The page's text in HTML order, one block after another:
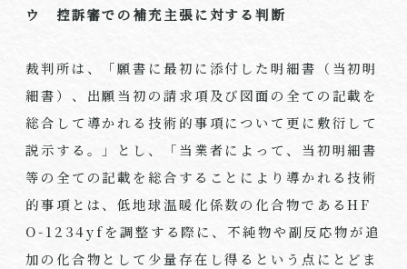
ウ 控訴審での補充主張に対する判断
裁判所は、「願書に最初に添付した明細書（当初明
細書）、出願当初の請求項及び図面の全ての記載を
総合して導かれる技術的事項について更に敷衍して
説示する。」とし、「当業者によって、当初明細書
等の全ての記載を総合することにより導かれる技術
的事項とは、低地球温暖化係数の化合物であるHF
O-1234yfを調整する際に、不純物や副反応物が追
加の化合物として少量存在し得るという点にとどま